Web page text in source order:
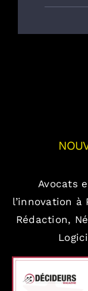
Avocats
l’innovation à
Rédaction,